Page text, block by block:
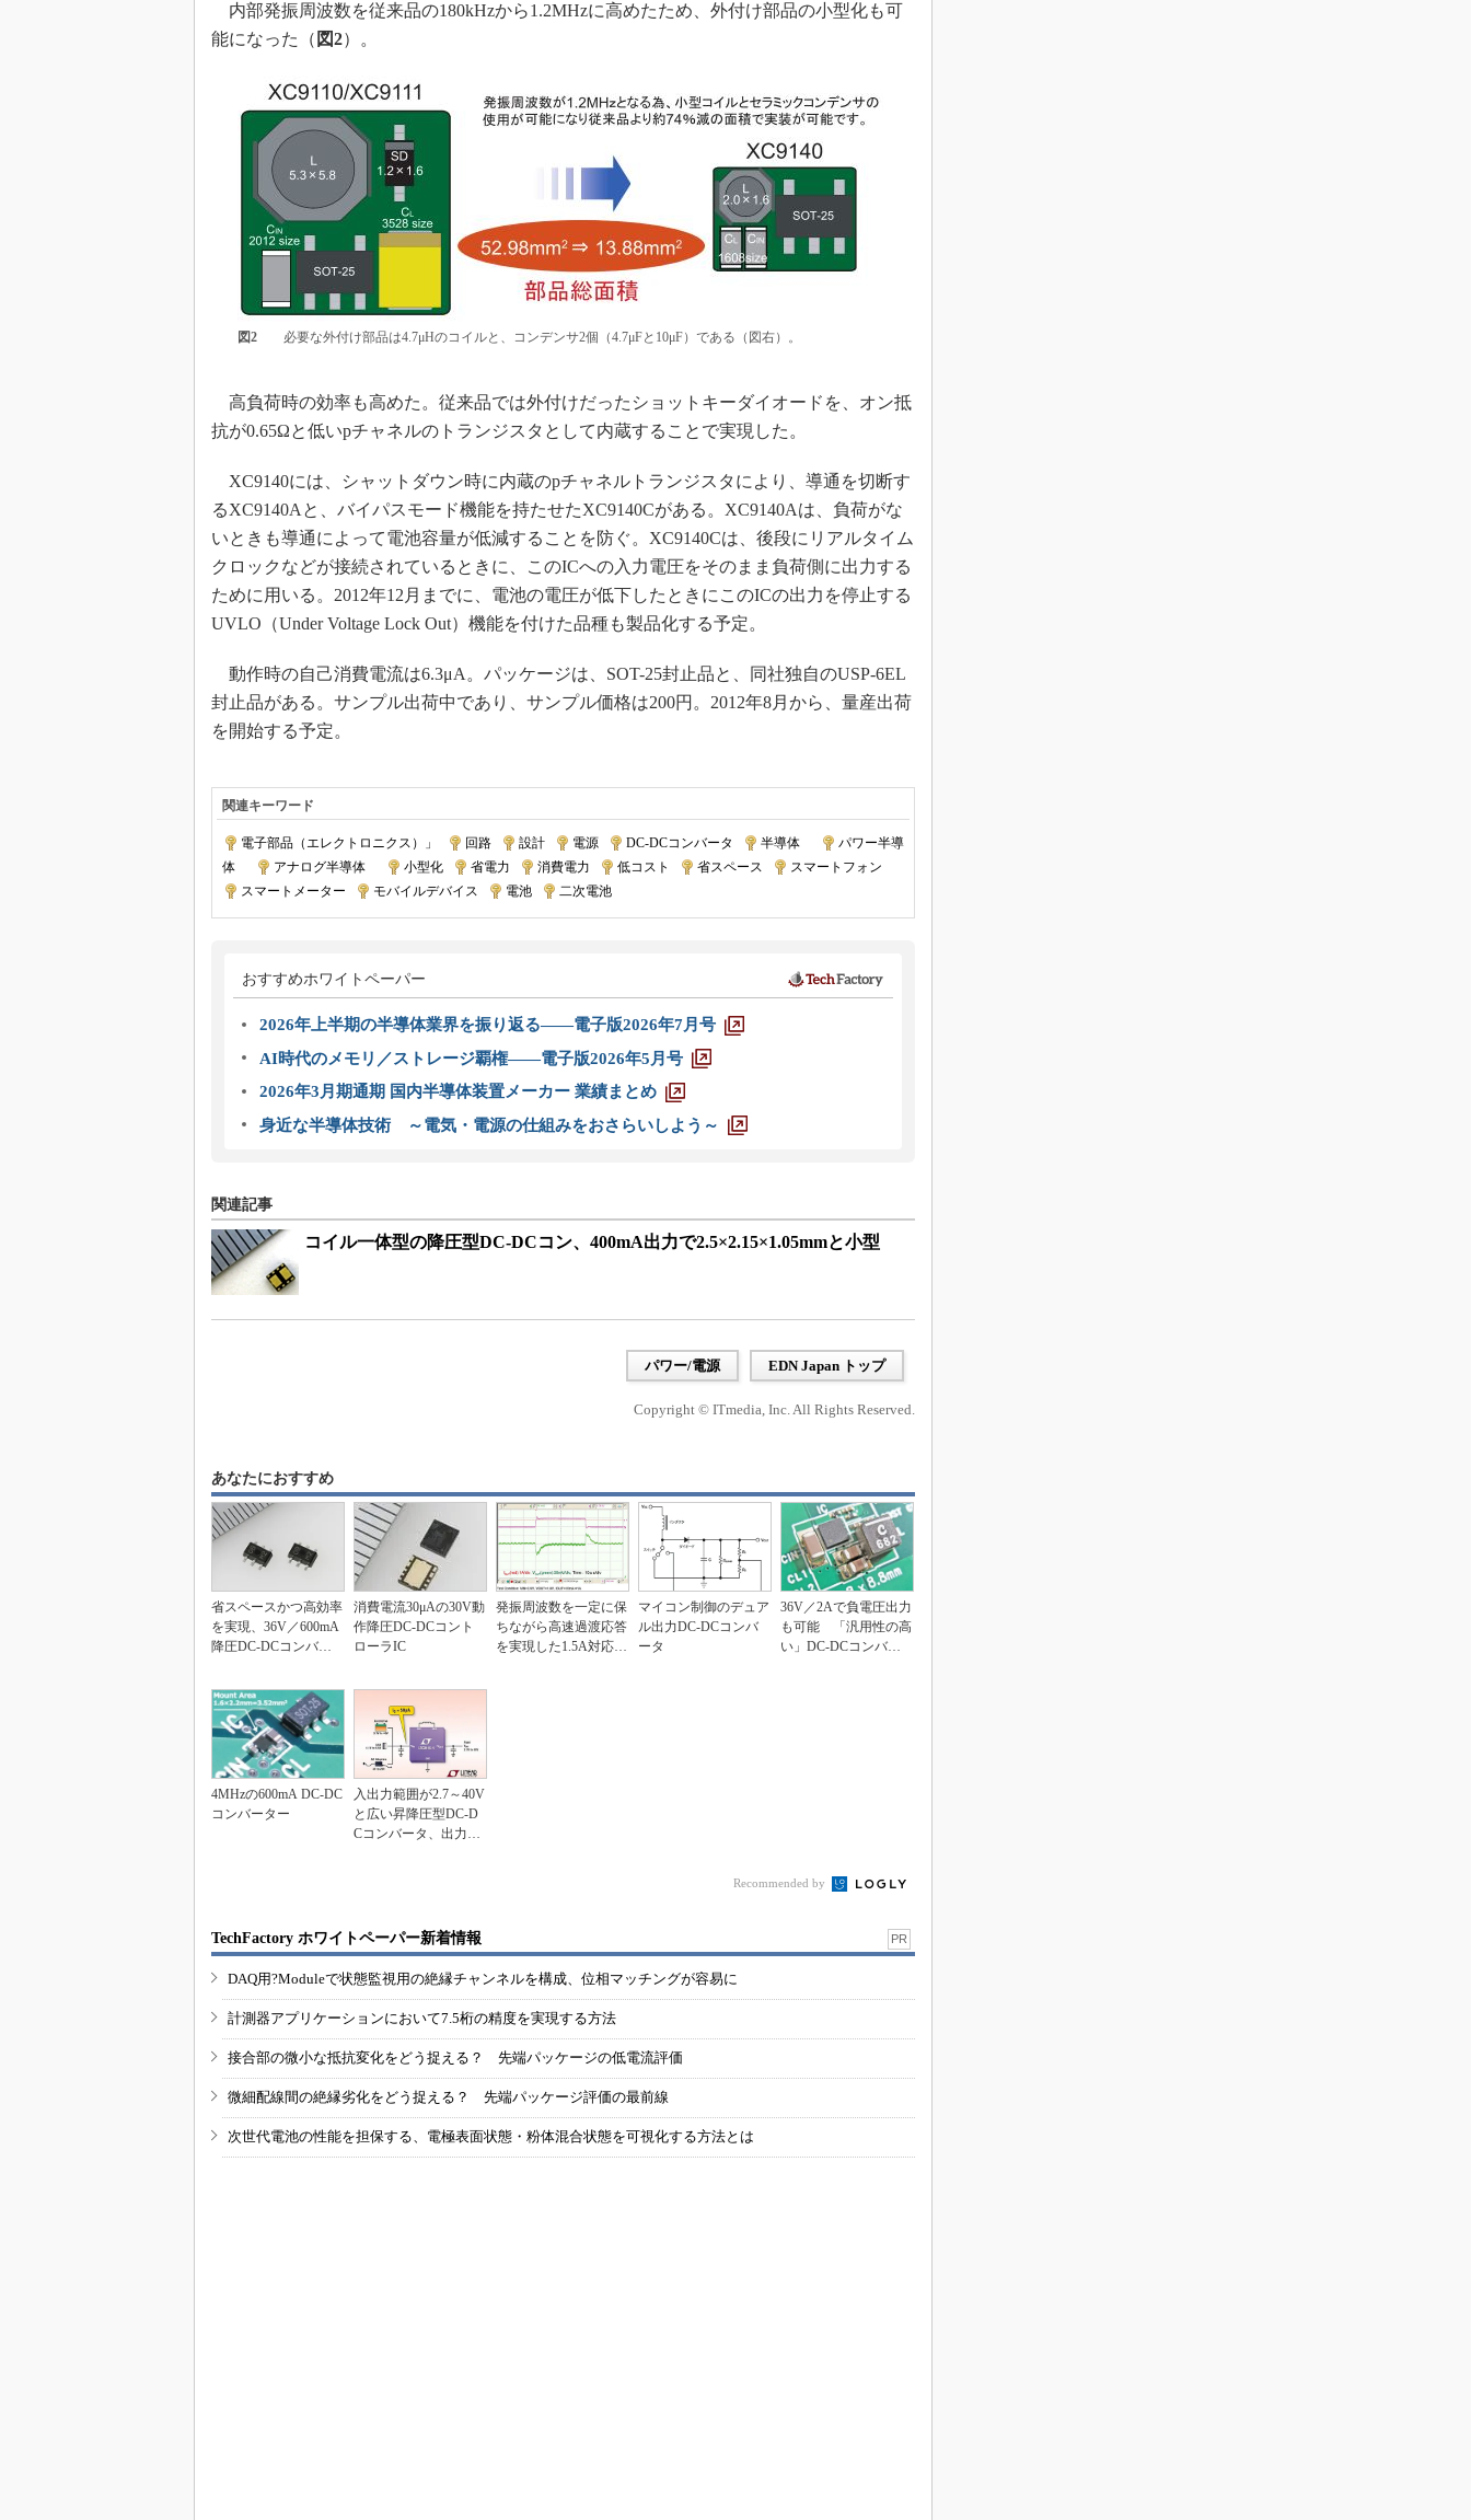
内部発振周波数を従来品の180kHzから1.2MHzに高めたため、外付け部品の小型化も可
能になった（ 図2）。
図2 必要な外付け部品は4.7μHのコイルと、コンデンサ2個（4.7μFと10μF）である（図右）。
高負荷時の効率も高めた。従来品では外付けだったショットキーダイオードを、オン抵
抗が0.65Ωと低いpチャネルのトランジスタとして内蔵することで実現した。
XC9140には、シャットダウン時に内蔵のpチャネルトランジスタにより、導通を切断す
るXC9140Aと、バイパスモード機能を持たせたXC9140Cがある。XC9140Aは、負荷がな
いときも導通によって電池容量が低減することを防ぐ。XC9140Cは、後段にリアルタイム
クロックなどが接続されているときに、このICへの入力電圧をそのまま負荷側に出力する
ために用いる。2012年12月までに、電池の電圧が低下したときにこのICの出力を停止する
UVLO（Under Voltage Lock Out）機能を付けた品種も製品化する予定。
動作時の自己消費電流は6.3μA。パッケージは、SOT-25封止品と、同社独自のUSP-6EL
封止品がある。サンプル出荷中であり、サンプル価格は200円。2012年8月から、量産出荷
を開始する予定。
関連キーワード
電子部品（エレクトロニクス）」 回路 設計 電源 DC-DCコンバータ 半導体
パワー半導
体
アナログ半導体 小型化 省電力 消費電力 低コスト 省スペース スマートフォン
スマートメーター
モバイルデバイス 電池 二次電池
おすすめホワイトペーパー
2026年上半期の半導体業界を振り返る――電子版2026年7月号
AI時代のメモリ／ストレージ覇権――電子版2026年5月号
2026年3月期通期 国内半導体装置メーカー 業績まとめ
身近な半導体技術 ～電気・電源の仕組みをおさらいしよう～
関連記事
コイル一体型の降圧型DC-DCコン、400mA出力で2.5×2.15×1.05mmと小型
パワー/電源 EDN Japan トップ
Copyright © ITmedia, Inc. All Rights Reserved.
あなたにおすすめ
省スペースかつ高効率
を実現、36V／600mA
降圧DC-DCコンバー
消費電流30μAの30V動
作降圧DC-DCコント
ローラIC
発振周波数を一定に保
ちながら高速過渡応答
を実現した1.5A対応D
マイコン制御のデュア
ル出力DC-DCコンバ
ータ
36V／2Aで負電圧出力
も可能 「汎用性の高
い」DC-DCコンバー
4MHzの600mA DC-DC
コンバーター
入出力範囲が2.7～40V
と広い昇降圧型DC-D
Cコンバータ、出力電
Recommended by
TechFactory ホワイトペーパー新着情報 PR
DAQ用?Moduleで状態監視用の絶縁チャンネルを構成、位相マッチングが容易に
計測器アプリケーションにおいて7.5桁の精度を実現する方法
接合部の微小な抵抗変化をどう捉える？ 先端パッケージの低電流評価
微細配線間の絶縁劣化をどう捉える？ 先端パッケージ評価の最前線
次世代電池の性能を担保する、電極表面状態・粉体混合状態を可視化する方法とは